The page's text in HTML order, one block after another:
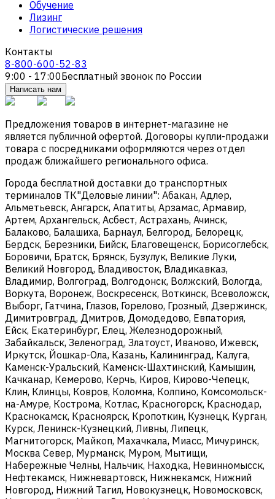
Обучение
Лизинг
Логистические решения
Контакты
8-800-600-52-83
9:00 - 17:00Бесплатный звонок по России
Написать нам
Предложения товаров в интернет-магазине не
является публичной офертой. Договоры купли-продажи
товара с посредниками оформляются через отдел
продаж ближайшего регионального офиса.
Города бесплатной доставки до транспортных
терминалов ТК"Деловые линии": Абакан, Адлер,
Альметьевск, Ангарск, Апатиты, Арзамас, Армавир,
Артем, Архангельск, Асбест, Астрахань, Ачинск,
Балаково, Балашиха, Барнаул, Белгород, Белорецк,
Бердск, Березники, Бийск, Благовещенск, Борисоглебск,
Боровичи, Братск, Брянск, Бузулук, Великие Луки,
Великий Новгород, Владивосток, Владикавказ,
Владимир, Волгоград, Волгодонск, Волжский, Вологда,
Воркута, Воронеж, Воскресенск, Воткинск, Всеволожск,
Выборг, Гатчина, Глазов, Горелово, Грозный, Дзержинск,
Димитровград, Дмитров, Домодедово, Евпатория,
Ейск, Екатеринбург, Елец, Железнодорожный,
Забайкальск, Зеленоград, Златоуст, Иваново, Ижевск,
Иркутск, Йошкар-Ола, Казань, Калининград, Калуга,
Каменск-Уральский, Каменск-Шахтинский, Камышин,
Качканар, Кемерово, Керчь, Киров, Кирово-Чепецк,
Клин, Клинцы, Ковров, Коломна, Колпино, Комсомольск-
на-Амуре, Кострома, Котлас, Красногорск, Краснодар,
Краснокамск, Красноярск, Кропоткин, Кузнецк, Курган,
Курск, Ленинск-Кузнецкий, Ливны, Липецк,
Магнитогорск, Майкоп, Махачкала, Миасс, Мичуринск,
Москва Север, Мурманск, Муром, Мытищи,
Набережные Челны, Нальчик, Находка, Невинномысск,
Нефтекамск, Нижневартовск, Нижнекамск, Нижний
Новгород, Нижний Тагил, Новокузнецк, Новомосковск,